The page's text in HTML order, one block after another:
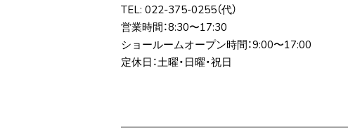
TEL: 022-375-0255（代）
営業時間：8:30〜17:30
ショールームオープン時間：9:00〜17:00
定休日：土曜・日曜・祝日